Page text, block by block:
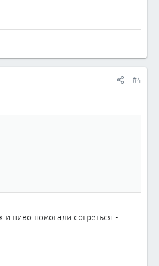
#4
пиво помогали согреться -